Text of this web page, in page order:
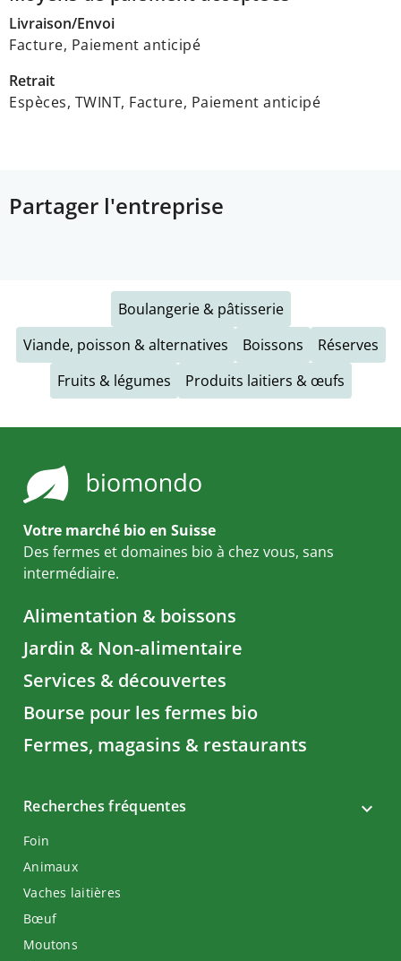
Livraison/Envoi
Facture, Paiement anticipé
Retrait
Espèces, TWINT, Facture, Paiement anticipé
Partager l'entreprise
Boulangerie & pâtisserie
Viande, poisson & alternatives
Boissons
Réserves
Fruits & légumes
Produits laitiers & œufs
Votre marché bio en Suisse
Des fermes et domaines bio à chez vous, sans
intermédiaire.
Alimentation & boissons
Jardin & Non-alimentaire
Services & découvertes
Bourse pour les fermes bio
Fermes, magasins & restaurants
Recherches fréquentes
Foin
Animaux
Vaches laitières
Bœuf
Moutons